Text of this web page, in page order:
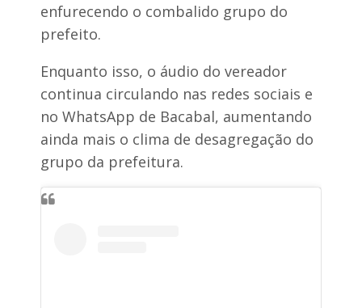
enfurecendo o combalido grupo do
prefeito.
Enquanto isso, o áudio do vereador
continua circulando nas redes sociais e
no WhatsApp de Bacabal, aumentando
ainda mais o clima de desagregação do
grupo da prefeitura.